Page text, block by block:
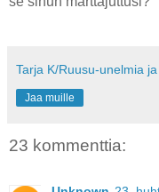
Tarja K/Ruusu-unelmia
Jaa muille
23 kommenttia: